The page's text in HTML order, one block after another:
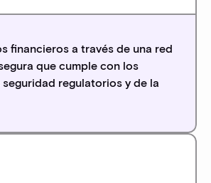
financieros a través de una red
que cumple con los
regulatorios y de la